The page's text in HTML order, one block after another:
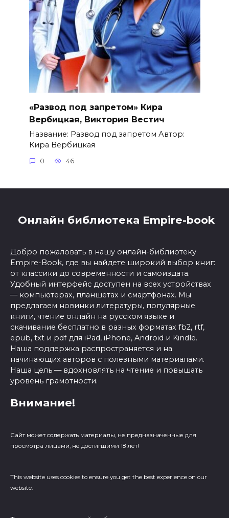
«Развод под запретом» Кира
Вербицкая, Виктория Вестич
Название: Развод под запретом Автор:
Кира Вербицкая
0 46
Онлайн библиотека Empire-book
Добро пожаловать в нашу онлайн-библиотеку
Empire-Book, где вы найдете широкий выбор книг:
от классики до современности и самоиздата.
Удобный интерфейс доступен на всех устройствах
— компьютерах, планшетах и смартфонах. Мы
предлагаем новинки литературы, популярные
книги, чтение онлайн на русском языке и
скачивание бесплатно в разных форматах fb2, rtf,
epub, txt и pdf для iPad, iPhone, Android и Kindle.
Наша поддержка распространяется и на
начинающих авторов с полезными материалами.
Наша цель — вдохновлять на чтение и повышать
уровень грамотности.
Внимание!
Сайт может содержать материалы, не предназначенные для
просмотра лицами, не достигшими 18 лет!
This website uses cookies to ensure you get the best experience on our
website.